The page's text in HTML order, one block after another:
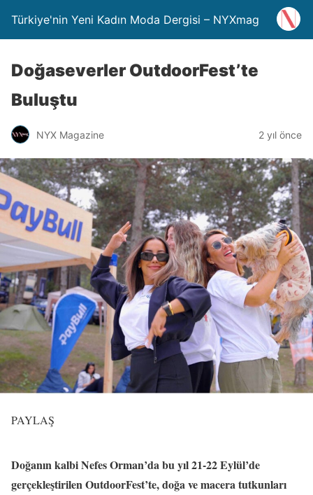
Türkiye'nin Yeni Kadın Moda Dergisi – NYXmag
Doğaseverler OutdoorFest’te
Buluştu
NYX Magazine 2 yıl önce
PAYLAŞ
Doğanın kalbi Nefes Orman’da bu yıl 21-22 Eylül’de
gerçekleştirilen OutdoorFest’te, doğa ve macera tutkunları